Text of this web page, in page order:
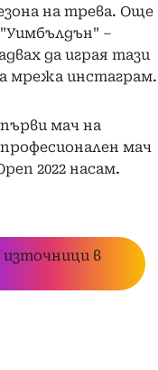
на трева. Още
–
да играя тази
мрежа инстаграм.
мач на
мач
2022 насам.
в